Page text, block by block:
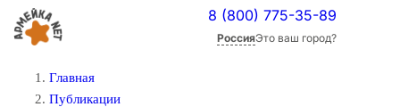
8 (800) 775-35-89
РоссияЭто ваш город?
Главная
Публикации